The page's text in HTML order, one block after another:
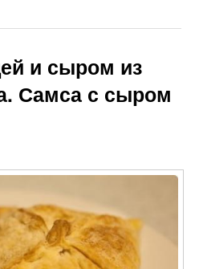
и сыром из
Самса с сыром